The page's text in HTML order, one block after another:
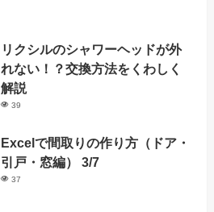
リクシルのシャワーヘッドが外
れない！？交換方法をくわしく
解説
39
Excelで間取りの作り方（ドア・
引戸・窓編） 3/7
37